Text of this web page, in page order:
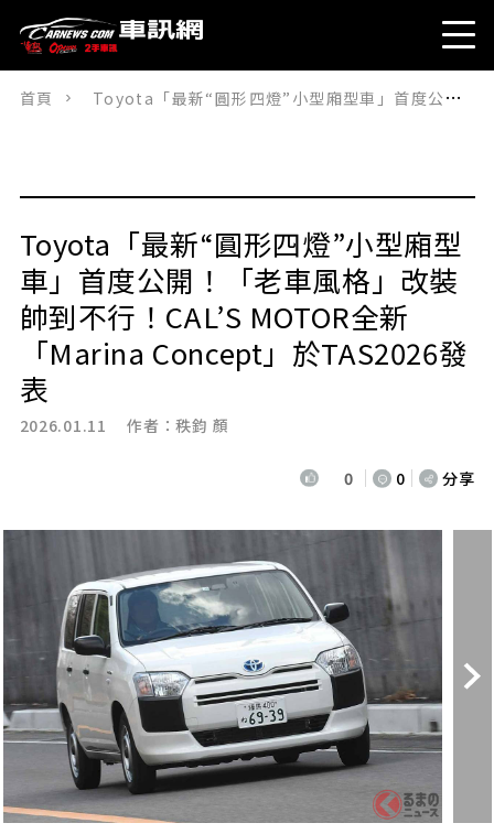
首頁 Toyota「最新“圓形四燈”小型廂型車」首度公開！「老車風格」改裝帥到不行！CAL’S MOTOR全新「Marina Concept」於TAS2026發表
Toyota「最新“圓形四燈”小型廂型
車」首度公開！「老車風格」改裝
帥到不行！CAL’S MOTOR全新
「Marina Concept」於TAS2026發
表
2026.01.11 作者：秩鈞 顏
0 0 分享